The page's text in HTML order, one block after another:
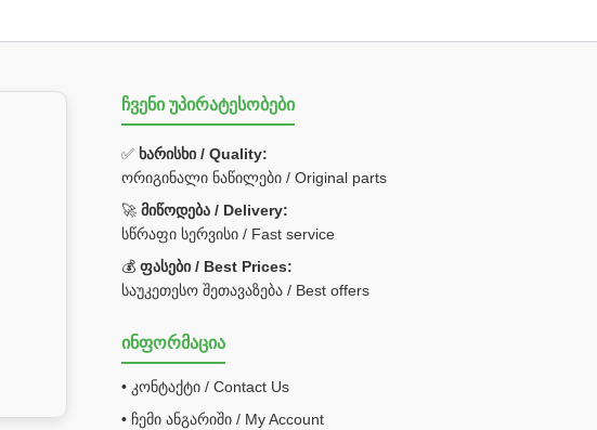
ჩვენი უპირატესობები
✅ ხარისხი / Quality:
ორიგინალი ნაწილები / Original parts
🚀მიწოდება / Delivery:
სწრაფი სერვისი / Fast service
💰ფასები / Best Prices:
საუკეთესო შეთავაზება / Best offers
ინფორმაცია
• კონტაქტი / Contact Us
• ჩემი ანგარიში / My Account